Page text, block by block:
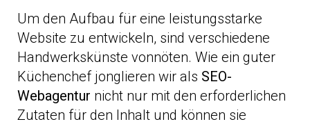
Um den Aufbau für eine leistungsstarke
Website zu entwickeln, sind verschiedene
Handwerkskünste vonnöten. Wie ein guter
Küchenchef jonglieren wir als SEO-
Webagentur nicht nur mit den erforderlichen
Zutaten für den Inhalt und können sie